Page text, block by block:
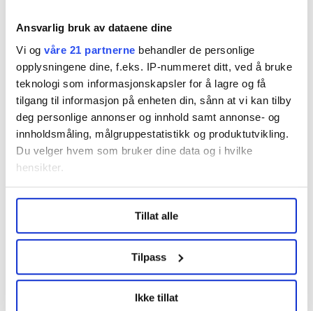
Ansvarlig bruk av dataene dine
Vi og våre 21 partnerne behandler de personlige
opplysningene dine, f.eks. IP-nummeret ditt, ved å bruke
teknologi som informasjonskapsler for å lagre og få
tilgang til informasjon på enheten din, sånn at vi kan tilby
deg personlige annonser og innhold samt annonse- og
innholdsmåling, målgruppestatistikk og produktutvikling.
Du velger hvem som bruker dine data og i hvilke
hensikter.
Undermer infokan du lese om hvordan dine personlige
data behandles og hvordan du kan velge hvordan de skal
brukes. Du kan hele tiden endre eller trekke tilbake ditt
samtykke fra erklæringen om informasjonskapsler.
LO Medias publikasjoner frifagbevegelse.no, hk-nytt.no
og fontene.no bruker informasjonskapsler (cookies) for å
Tillat alle
Tilpass
Ikke tillat
– Noen tror det vil spre den samme omsetningen over
flere dager, men med et høyere kostnadsnivå. Andre
tror de kan øke omsetninga nok til å forsvare det, sier
han til NRK.
Lea sier også at butikker som trenger kompetente
fagfolk er mer bekymra enn de som kan ansette
studenter og andre ufaglærte.
Han bekrefter også at bedrifter vil føle seg pressa til å
holde åpent dersom konkurrentene gjør det.
Turist i egen by
Høyre vil at også borgere i Oslo og omegn skal regnes
som turister når de reiser til områder i Oslo der de